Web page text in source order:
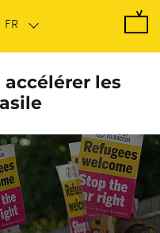
accélérer les